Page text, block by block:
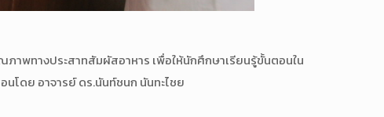
าพทางประสาทสัมผัสอาหาร เพื่อให้นักศึกษาเรียนรู้ขั้นตอนใน
โดย อาจารย์ ดร.นันท์ชนก นันทะไชย